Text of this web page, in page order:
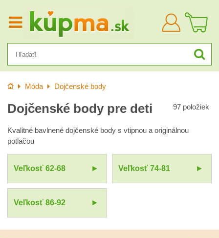
Prihlásiť
sa
Úvod Móda Dojčenské body
Dojčenské body pre deti 97 položiek
Kvalitné bavlnené dojčenské body s vtipnou a originálnou
potlačou
Veľkosť 62-68 Veľkosť 74-81
Veľkosť 86-92